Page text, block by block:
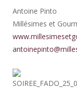
Antoine Pinto
Millésimes et